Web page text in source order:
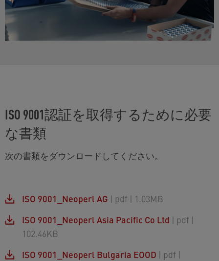
ISO 9001認証を取得するために必要
な書類
次の書類をダウンロードしてください。
ISO 9001_Neoperl AG | pdf | 1.03MB
ISO 9001_Neoperl Asia Pacific Co Ltd | pdf |
102.46KB
ISO 9001_Neoperl Bulgaria EOOD | pdf |